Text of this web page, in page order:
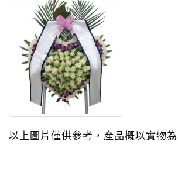
以上圖片僅供參考，產品概以實物為